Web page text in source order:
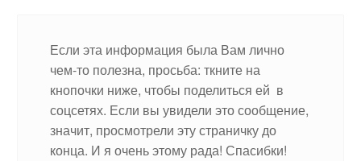
Если эта информация была Вам лично
чем-то полезна, просьба: ткните на
кнопочки ниже, чтобы поделиться ей в
соцсетях. Если вы увидели это сообщение,
значит, просмотрели эту страничку до
конца. И я очень этому рада! Спасибки!